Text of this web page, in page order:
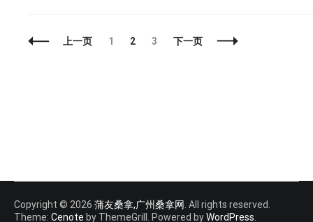
文
上一页
页
1
页
2
页
3 下一页
Copyright © 2026 蒲友桑拿,广州桑拿网 . All rights reserved.
Theme: Cenote by ThemeGrill. Powered byWordPress